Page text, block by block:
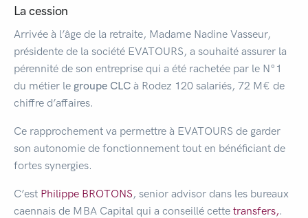
La cession
Arrivée à l’âge de la retraite, Madame Nadine Vasseur,
présidente de la société EVATOURS, a souhaité assurer la
pérennité de son entreprise qui a été rachetée par le N°1
du métier le groupe CLC à Rodez 120 salariés, 72 M€ de
chiffre d’affaires.
Ce rapprochement va permettre à EVATOURS de garder
son autonomie de fonctionnement tout en bénéficiant de
fortes synergies.
C’est Philippe BROTONS, senior advisor dans les bureaux
caennais de MBA Capital qui a conseillé cette transfers,.